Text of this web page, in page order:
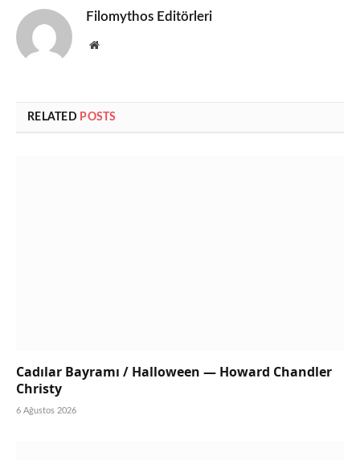
Filomythos Editörleri
Website
RELATED POSTS
Cadılar Bayramı / Halloween — Howard Chandler
Christy
6 Ağustos 2026